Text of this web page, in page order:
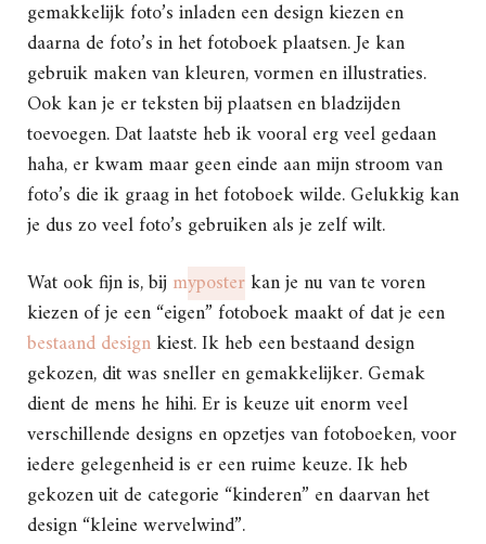
gemakkelijk foto’s inladen een design kiezen en
daarna de foto’s in het fotoboek plaatsen. Je kan
gebruik maken van kleuren, vormen en illustraties.
Ook kan je er teksten bij plaatsen en bladzijden
toevoegen. Dat laatste heb ik vooral erg veel gedaan
haha, er kwam maar geen einde aan mijn stroom van
foto’s die ik graag in het fotoboek wilde. Gelukkig kan
je dus zo veel foto’s gebruiken als je zelf wilt.
Wat ook fijn is, bij myposterkan je nu van te voren
kiezen of je een “eigen” fotoboek maakt of dat je een
bestaand designkiest. Ik heb een bestaand design
gekozen, dit was sneller en gemakkelijker. Gemak
dient de mens he hihi. Er is keuze uit enorm veel
verschillende designs en opzetjes van fotoboeken, voor
iedere gelegenheid is er een ruime keuze. Ik heb
gekozen uit de categorie “kinderen” en daarvan het
design “kleine wervelwind”.